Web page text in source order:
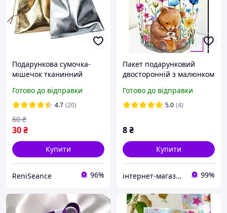
Подарункова сумочка-
мішечок тканинний
для подарунків
Готово до відправки
4.7 (20)
30₴
60 ₴
Купити
ReniSeance 96%
Пакет подарунковий
двосторонній з малюнком
з ручкою 22 х15 см
дитячий для солодощів
Готово до відправки
5.0 (4)
8₴
Купити
інтернет-магазин Теремок 99%